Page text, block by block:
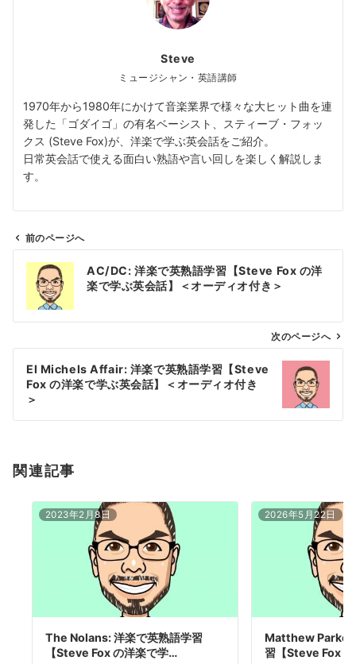
Steve
ミュージシャン・英語講師
1970年から1980年にかけて音楽業界で様々な大ヒット曲を連
発した「ゴダイゴ」の有名ベーシスト、スティーブ・フォッ
クス (Steve Fox)が、洋楽で学ぶ英会話をご紹介。
日常英会話で使える面白い熟語や言い回しを楽しく解説しま
す。
ビ
ン
前のページへ
AC/DC: 洋楽で英熟語学習【Steve Fox の洋
楽で学ぶ英会話】＜オーディオ付き＞
次のページへ
El Michels Affair: 洋楽で英熟語学習【Steve
Fox の洋楽で学ぶ英会話】＜オーディオ付き
＞
関連記事
2023年2月8日
The Nolans: 洋楽で英熟語学習
【Steve Fox の洋楽で学…
2026年5月22日
Matthew Parker
習【Steve Fox